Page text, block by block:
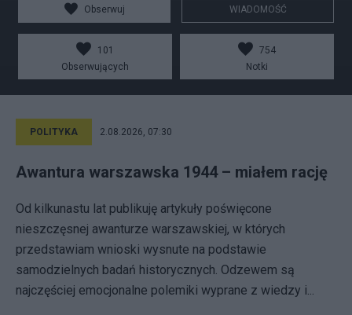
Obserwuj WIADOMOŚĆ
101
Obserwujących
754
Notki
POLITYKA 2.08.2026, 07:30
Awantura warszawska 1944 – miałem rację
Od kilkunastu lat publikuję artykuły poświęcone
nieszczęsnej awanturze warszawskiej, w których
przedstawiam wnioski wysnute na podstawie
samodzielnych badań historycznych. Odzewem są
najczęściej emocjonalne polemiki wyprane z wiedzy i...